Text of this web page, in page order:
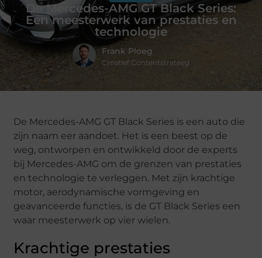
De Mercedes-AMG GT Black Series:
Een meesterwerk van prestaties en
technologie
Frank Ploeg
Creatief Contentstrateeg
De Mercedes-AMG GT Black Series is een auto die
zijn naam eer aandoet. Het is een beest op de
weg, ontworpen en ontwikkeld door de experts
bij Mercedes-AMG om de grenzen van prestaties
en technologie te verleggen. Met zijn krachtige
motor, aerodynamische vormgeving en
geavanceerde functies, is de GT Black Series een
waar meesterwerk op vier wielen.
Krachtige prestaties